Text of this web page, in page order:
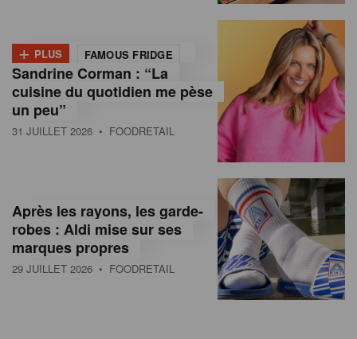
+ PLUS FAMOUS FRIDGE
Sandrine Corman : “La
cuisine du quotidien me pèse
un peu”
31 JUILLET 2026 • FOODRETAIL
Après les rayons, les garde-
robes : Aldi mise sur ses
marques propres
29 JUILLET 2026 • FOODRETAIL